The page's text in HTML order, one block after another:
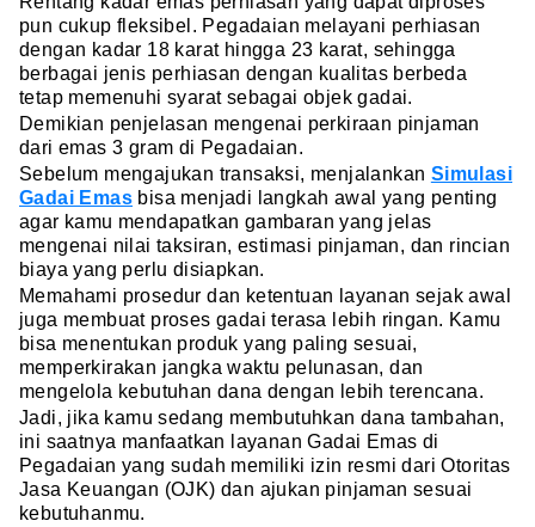
pun cukup fleksibel. Pegadaian melayani perhiasan
dengan kadar 18 karat hingga 23 karat, sehingga
berbagai jenis perhiasan dengan kualitas berbeda
tetap memenuhi syarat sebagai objek gadai.
Demikian penjelasan mengenai perkiraan pinjaman
dari emas 3 gram di Pegadaian.
Sebelum mengajukan transaksi, menjalankan Simulasi
Gadai Emas bisa menjadi langkah awal yang penting
agar kamu mendapatkan gambaran yang jelas
mengenai nilai taksiran, estimasi pinjaman, dan rincian
biaya yang perlu disiapkan.
Memahami prosedur dan ketentuan layanan sejak awal
juga membuat proses gadai terasa lebih ringan. Kamu
bisa menentukan produk yang paling sesuai,
memperkirakan jangka waktu pelunasan, dan
mengelola kebutuhan dana dengan lebih terencana.
Jadi, jika kamu sedang membutuhkan dana tambahan,
ini saatnya manfaatkan layanan Gadai Emas di
Pegadaian yang sudah memiliki izin resmi dari Otoritas
Jasa Keuangan (OJK) dan ajukan pinjaman sesuai
kebutuhanmu.